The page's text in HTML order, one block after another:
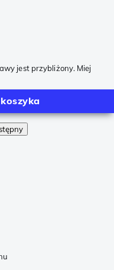
jest przybliżony. Miej